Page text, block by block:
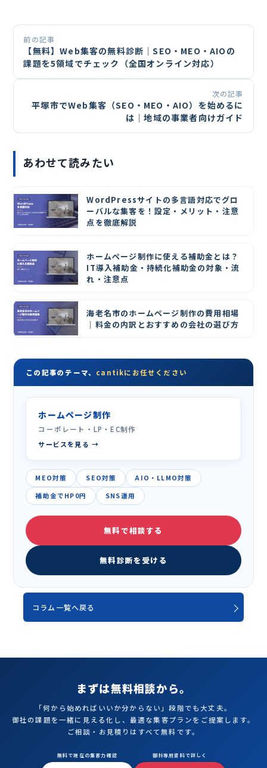
前の記事
【無料】Web集客の無料診断｜SEO・MEO・AIOの
課題を5領域でチェック（全国オンライン対応）
次の記事
平塚市でWeb集客（SEO・MEO・AIO）を始めるに
は｜地域の事業者向けガイド
あわせて読みたい
WordPressサイトの多言語対応でグロ
ーバルな集客を！設定・メリット・注意
点を徹底解説
ホームページ制作に使える補助金とは？
IT導入補助金・持続化補助金の対象・流
れ・注意点
海老名市のホームページ制作の費用相場
｜料金の内訳とおすすめの会社の選び方
この記事のテーマ、 cantikにお任せください
ホームページ制作
コーポレート・LP・EC制作
サービスを見る →
MEO対策 SEO対策
AIO・LLMO対策
補助金でHP0円
SNS運用
無料で相談する
無料診断を受ける
コラム一覧へ戻る
まずは無料相談から。
「何から始めればいいか分からない」段階でも大丈夫。
御社の課題を一緒に見える化し、最適な集客プランをご提案します。
ご相談・お見積りはすべて無料です。
無料で現在の集客力確認 御社専用資料で詳しく